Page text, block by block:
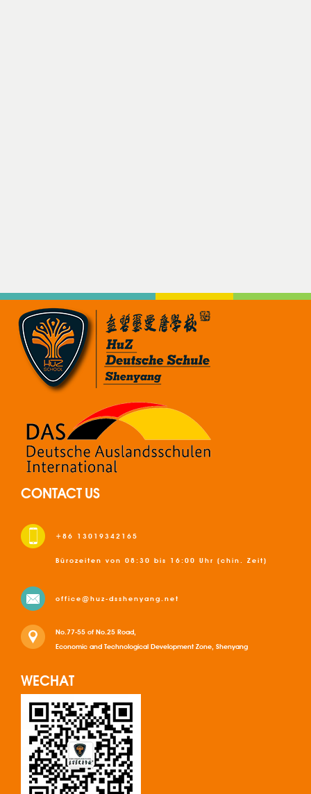
CONTACT US
+86 13019342165
Bürozeiten von 08:30 bis 16:00 Uhr (chin. Zeit)
office@huz-dsshenyang.net
No.77-55 of No.25 Road,
Economic and Technological Development Zone, Shenyang
WECHAT